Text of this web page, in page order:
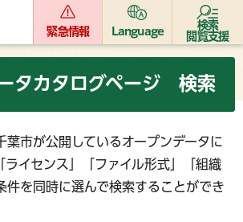
緊急情報 Language
検索
閲覧支援
タカタログページ 検索
葉市が公開しているオープンデータに
ライセンス」「ファイル形式」「組織
件を同時に選んで検索することができ